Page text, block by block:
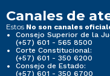
Canales de
Estos No son canales
Consejo Superior de la
(+57) 601 - 565 8500
Corte Constitucional:
(+57) 601 - 350 6200
Consejo de Estado:
(+57) 601 - 350 6700